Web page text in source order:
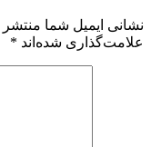
نشانی ایمیل شما
علامت‌گذاری شده‌اند *